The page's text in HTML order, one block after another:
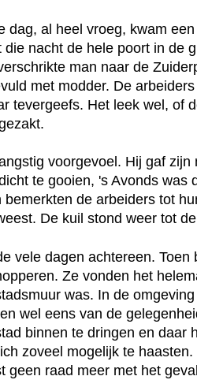
dag, al heel vroeg, kwam
die nacht de hele poort in de
man naar de
met modder. De
tevergeefs. Het leek wel, of
voorgevoel. Hij gaf
te gooien, 's Avonds was
bemerkten de arbeiders tot
De kuil stond weer tot
vele dagen achtereen. Toen
Ze vonden het
was. In de
wel eens van de
binnen te dringen en daar
zoveel mogelijk te
geen raad meer met het